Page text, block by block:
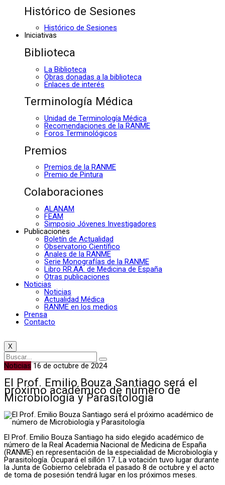
Histórico de Sesiones
Histórico de Sesiones
Iniciativas
Biblioteca
La Biblioteca
Obras donadas a la biblioteca
Enlaces de interés
Terminología Médica
Unidad de Terminología Médica
Recomendaciones de la RANME
Foros Terminológicos
Premios
Premios de la RANME
Premio de Pintura
Colaboraciones
ALANAM
FEAM
Simposio Jóvenes Investigadores
Publicaciones
Boletín de Actualidad
Observatorio Científico
Anales de la RANME
Serie Monografías de la RANME
Libro RR.AA. de Medicina de España
Otras publicaciones
Noticias
Noticias
Actualidad Médica
RANME en los medios
Prensa
Contacto
X
Noticias 16 de octubre de 2024
El Prof. Emilio Bouza Santiago será el
próximo académico de número de
Microbiología y Parasitología
El Prof. Emilio Bouza Santiago ha sido elegido académico de
número de la Real Academia Nacional de Medicina de España
(RANME) en representación de la especialidad de Microbiología y
Parasitología. Ocupará el sillón 17. La votación tuvo lugar durante
la Junta de Gobierno celebrada el pasado 8 de octubre y el acto
de toma de posesión tendrá lugar en los próximos meses.